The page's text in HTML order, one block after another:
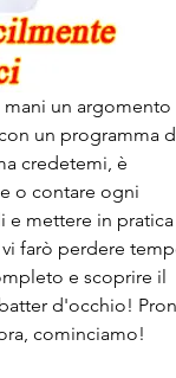
un argomento
un programma
credetemi, è
o contare ogni
e mettere in pratica
farò perdere
e scoprire il
d'occhio!
cominciamo!